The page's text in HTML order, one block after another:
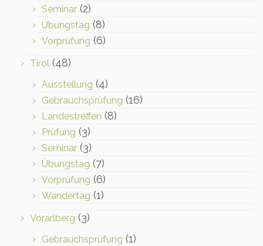
Seminar (2)
Übungstag (8)
Vorprüfung (6)
Tirol (48)
Ausstellung (4)
Gebrauchsprüfung (16)
Landestreffen (8)
Prüfung (3)
Seminar (3)
Übungstag (7)
Vorprüfung (6)
Wandertag (1)
Vorarlberg (3)
Gebrauchsprüfung (1)